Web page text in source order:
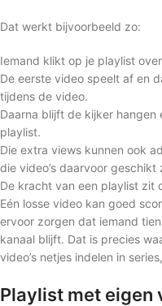
Dat werkt bijvoorbeeld zo:
Iemand klikt op je playlist
De eerste video speelt af en
tijdens de video.
Daarna blijft de kijker hangen
playlist.
Die extra views kunnen ook
die video’s daarvoor geschikt
De kracht van een playlist zit
Eén losse video kan goed
ervoor zorgen dat iemand
kanaal blijft. Dat is precies
video’s netjes indelen in
Playlist met eigen